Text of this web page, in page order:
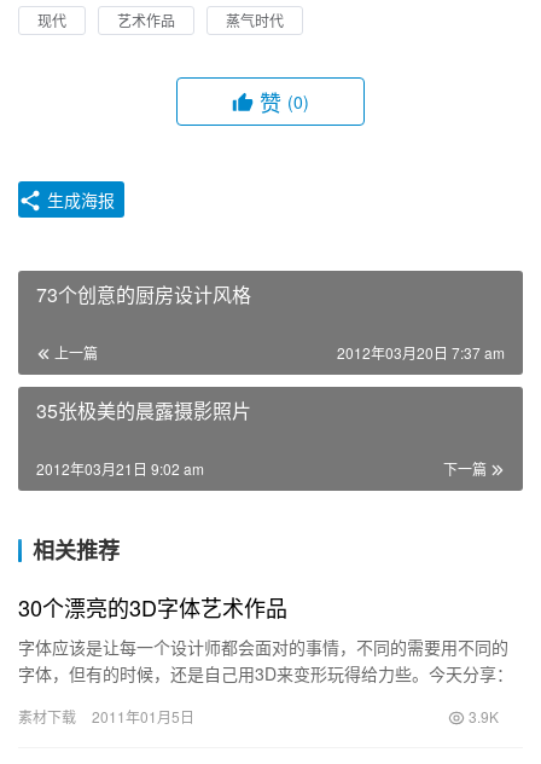
现代 艺术作品 蒸气时代
赞 (0)
生成海报
73个创意的厨房设计风格
上一篇 2012年03月20日 7:37 am
35张极美的晨露摄影照片
下一篇
2012年03月21日 9:02 am
相关推荐
30个漂亮的3D字体艺术作品
字体应该是让每一个设计师都会面对的事情，不同的需要用不同的
字体，但有的时候，还是自己用3D来变形玩得给力些。今天分享：
素材下载 2011年01月5日 3.9K